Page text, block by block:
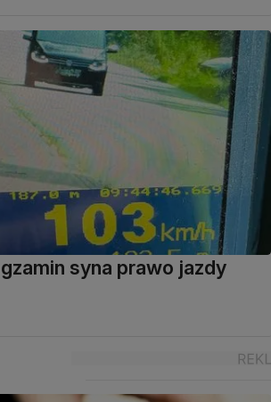
syna prawo jazdy